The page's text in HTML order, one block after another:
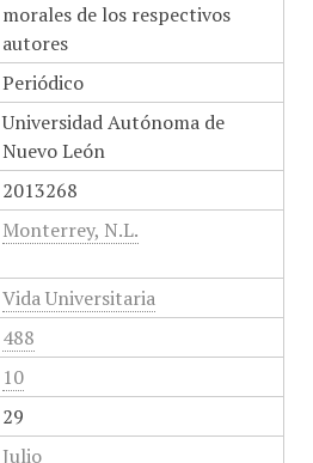
morales de los respectivos
autores
Periódico
Universidad Autónoma de
Nuevo León
2013268
Monterrey, N.L.
Vida Universitaria
488
10
29
Julio